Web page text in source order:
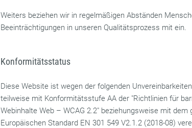
Weiters beziehen wir in regelmäßigen Abständen
Beeinträchtigungen in unseren Qualitätsprozess mit ein.
Konformitätsstatus
Diese Website ist wegen der folgenden
teilweise mit Konformitätsstufe AA der "Richtlinien für
Webinhalte Web – WCAG 2.2" beziehungsweise mit dem
Europäischen Standard EN 301 549 V2.1.2 (2018-08)